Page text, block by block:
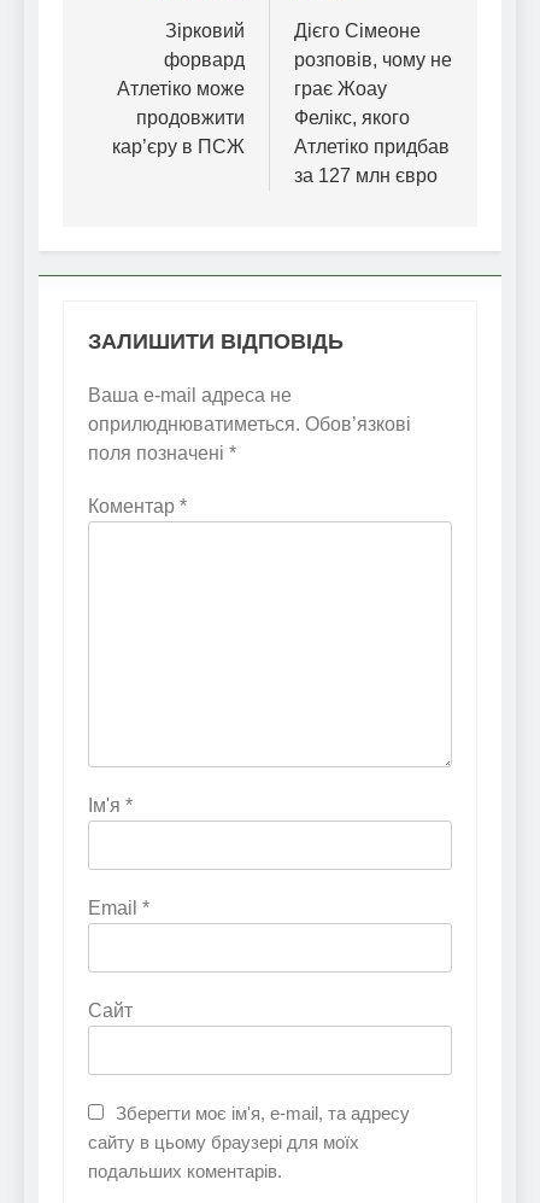
записівЗірковий
форвард
Атлетіко може
продовжити
кар’єру в ПСЖ
Дієго Сімеоне
розповів, чому не
грає Жоау
Фелікс, якого
Атлетіко придбав
за 127 млн євро
ЗАЛИШИТИ ВІДПОВІДЬ
Ваша e-mail адреса не
оприлюднюватиметься. Обов’язкові
поля позначені *
Коментар *
Ім'я *
Email *
Сайт
Зберегти моє ім'я, e-mail, та адресу
сайту в цьому браузері для моїх
подальших коментарів.